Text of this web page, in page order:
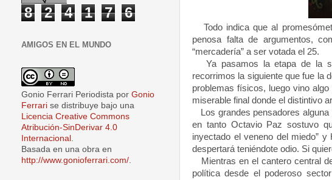
Todo indica que al
penosa falta de argumentos,
“mercadería” a ser votada el 25.
Ya pasamos la etapa de la
recorrimos la siguiente que fue la
problemas físicos, luego vino
miserable final donde el distintivo
Los grandes pensadores
en tanto Octavio Paz sostuvo
inyectado el veneno del miedo”
despertará teniéndote odio. Si
Mientras en el cantero central
política desde el poderoso
8 2 4 1 7 6
AMIGOS EN EL MUNDO
Gonio Ferrari Periodista por Gonio
Ferrari se distribuye bajo una
Licencia Creative Commons
Atribución-SinDerivar 4.0
Internacional .
Basada en una obra en
http://www.gonioferrari.com/.